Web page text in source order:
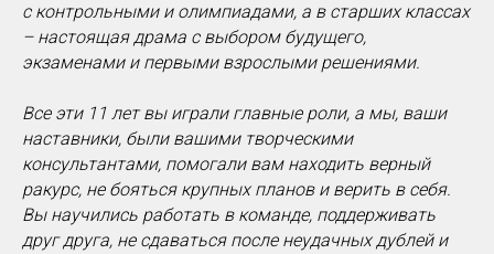
с контрольными и олимпиадами, а в старших классах
– настоящая драма с выбором будущего,
экзаменами и первыми взрослыми решениями.
Все эти 11 лет вы играли главные роли, а мы, ваши
наставники, были вашими творческими
консультантами, помогали вам находить верный
ракурс, не бояться крупных планов и верить в себя.
Вы научились работать в команде, поддерживать
друг друга, не сдаваться после неудачных дублей и